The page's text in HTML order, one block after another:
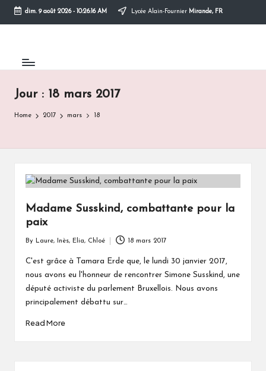
Skip
dim. 9 août 2026- 10:26:16 AM Lycée Alain-Fournier Mirande, FR
Jour : 18 mars 2017
Home 2017 mars 18
Madame Susskind, combattante pour la
paix
by
By Laure, Inès, Elia, Chloé 18 mars 2017
C'est grâce à Tamara Erde que, le lundi 30 janvier 2017,
nous avons eu l'honneur de rencontrer Simone Susskind, une
député activiste du parlement Bruxellois. Nous avons
principalement débattu sur…
Read More